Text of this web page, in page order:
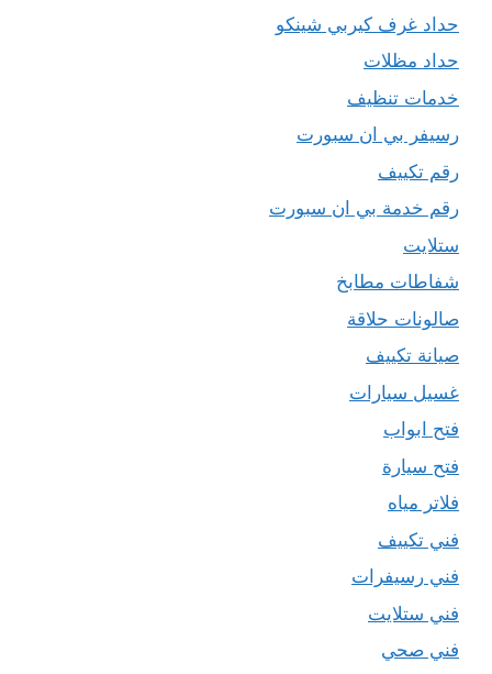
حداد غرف كيربي شينكو
حداد مظلات
خدمات تنظيف
رسيفر بي ان سبورت
رقم تكييف
رقم خدمة بي ان سبورت
ستلايت
شفاطات مطابخ
صالونات حلاقة
صيانة تكييف
غسيل سيارات
فتح ابواب
فتح سيارة
فلاتر مياه
فني تكييف
فني رسيفرات
فني ستلايت
فني صحي